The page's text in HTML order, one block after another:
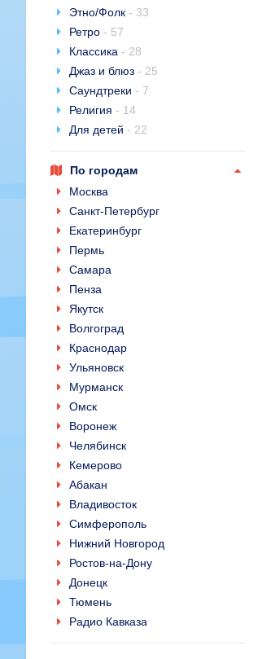
Этно/Фолк - 33
Ретро - 57
Классика - 28
Джаз и блюз - 25
Саундтреки - 7
Религия - 14
Для детей - 22
По городам
Москва
Санкт-Петербург
Екатеринбург
Пермь
Самара
Пенза
Якутск
Волгоград
Краснодар
Ульяновск
Мурманск
Омск
Воронеж
Челябинск
Кемерово
Абакан
Владивосток
Симферополь
Нижний Новгород
Ростов-на-Дону
Донецк
Тюмень
Радио Кавказа